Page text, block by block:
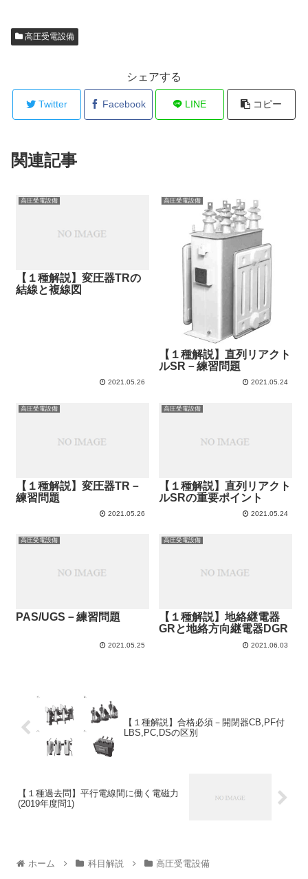
高圧受電設備
シェアする
Twitter Facebook LINE コピー
関連記事
高圧受電設備
【１種解説】変圧器TRの
結線と複線図
2021.05.26
高圧受電設備
【１種解説】直列リアクト
ルSR－練習問題
2021.05.24
高圧受電設備
【１種解説】変圧器TR－
練習問題
2021.05.26
高圧受電設備
【１種解説】直列リアクト
ルSRの重要ポイント
2021.05.24
高圧受電設備
PAS/UGS－練習問題
2021.05.25
高圧受電設備
【１種解説】地絡継電器
GRと地絡方向継電器DGR
2021.06.03
【１種解説】合格必須－開閉器CB,PF付
LBS,PC,DSの区別
【１種過去問】平行電線間に働く電磁力
(2019年度問1)
ホーム 科目解説 高圧受電設備